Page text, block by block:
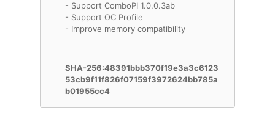
- Support ComboPI 1.0.0.3ab
- Support OC Profile
- Improve memory compatibility
SHA-256:48391bbb370f19e3a3c6123
53cb9f11f826f07159f3972624bb785a
b01955cc4